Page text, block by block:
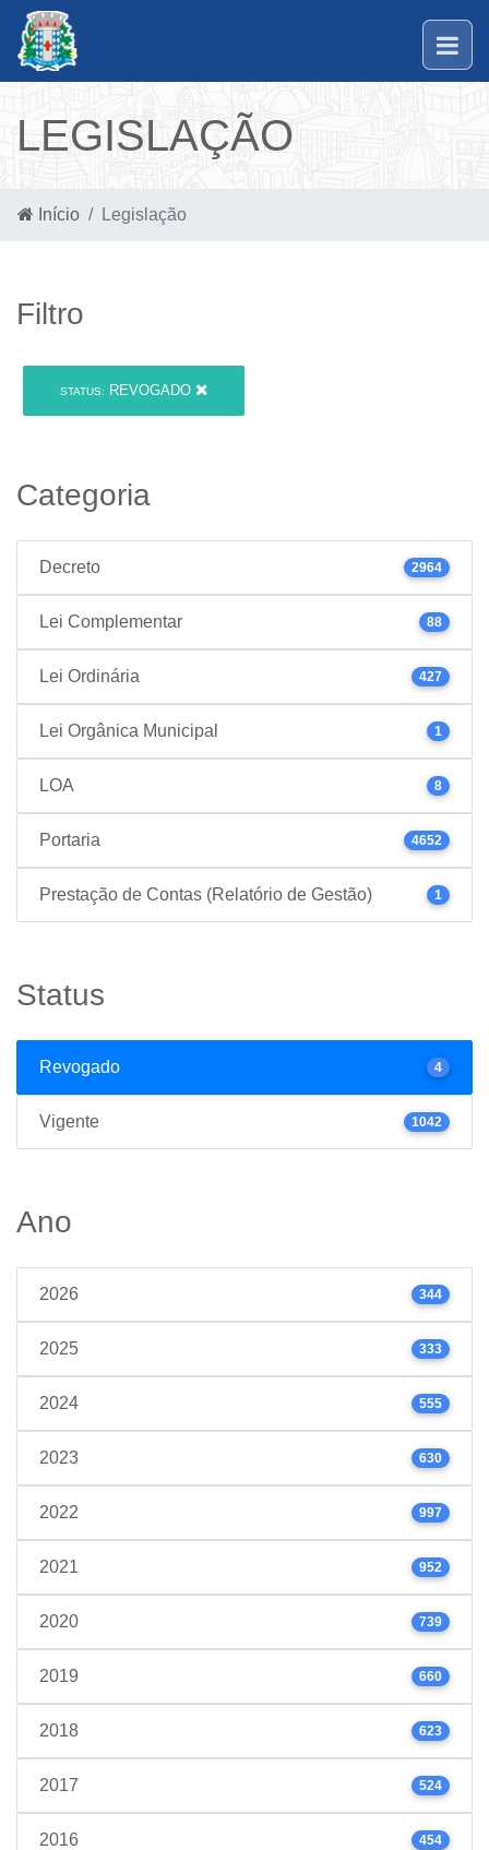
LEGISLAÇÃO
Início Legislação
Filtro
STATUS: REVOGADO
Categoria
Decreto 2964
Lei Complementar 88
Lei Ordinária 427
Lei Orgânica Municipal 1
LOA 8
Portaria 4652
Prestação de Contas (Relatório de Gestão) 1
Status
Revogado 4
Vigente 1042
Ano
2026 344
2025 333
2024 555
2023 630
2022 997
2021 952
2020 739
2019 660
2018 623
2017 524
2016 454